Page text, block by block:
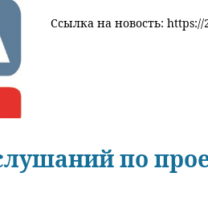
Ссылка на новость:
по